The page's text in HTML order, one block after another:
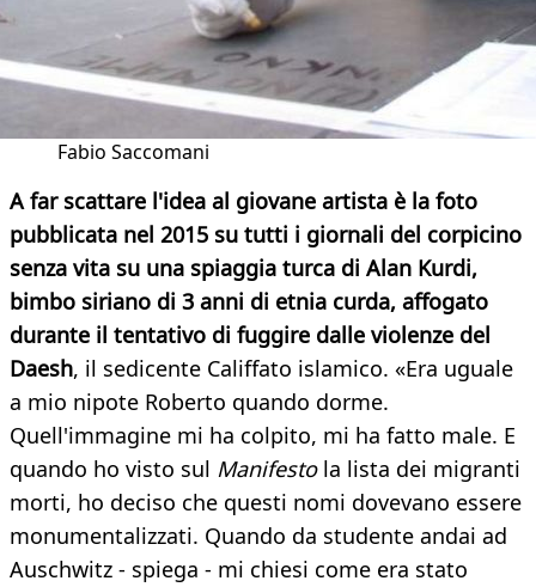
Fabio Saccomani
A far scattare l'idea al giovane artista è la foto
pubblicata nel 2015 su tutti i giornali del corpicino
senza vita su una spiaggia turca di Alan Kurdi,
bimbo siriano di 3 anni di etnia curda, affogato
durante il tentativo di fuggire dalle violenze del
Daesh, il sedicente Califfato islamico. «Era uguale
a mio nipote Roberto quando dorme.
Quell'immagine mi ha colpito, mi ha fatto male. E
quando ho visto sul Manifesto la lista dei migranti
morti, ho deciso che questi nomi dovevano essere
monumentalizzati. Quando da studente andai ad
Auschwitz - spiega - mi chiesi come era stato